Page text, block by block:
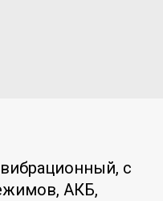
с
АКБ,